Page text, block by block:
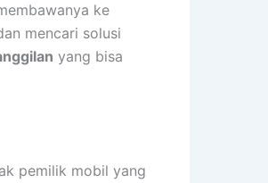
ke
mencari solusi
yang bisa
pemilik mobil yang